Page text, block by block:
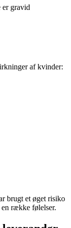
er gravid
af kvinder:
brugt et øget risiko
en række følelser.